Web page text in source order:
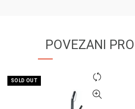
POVEZANI
SOLD OUT